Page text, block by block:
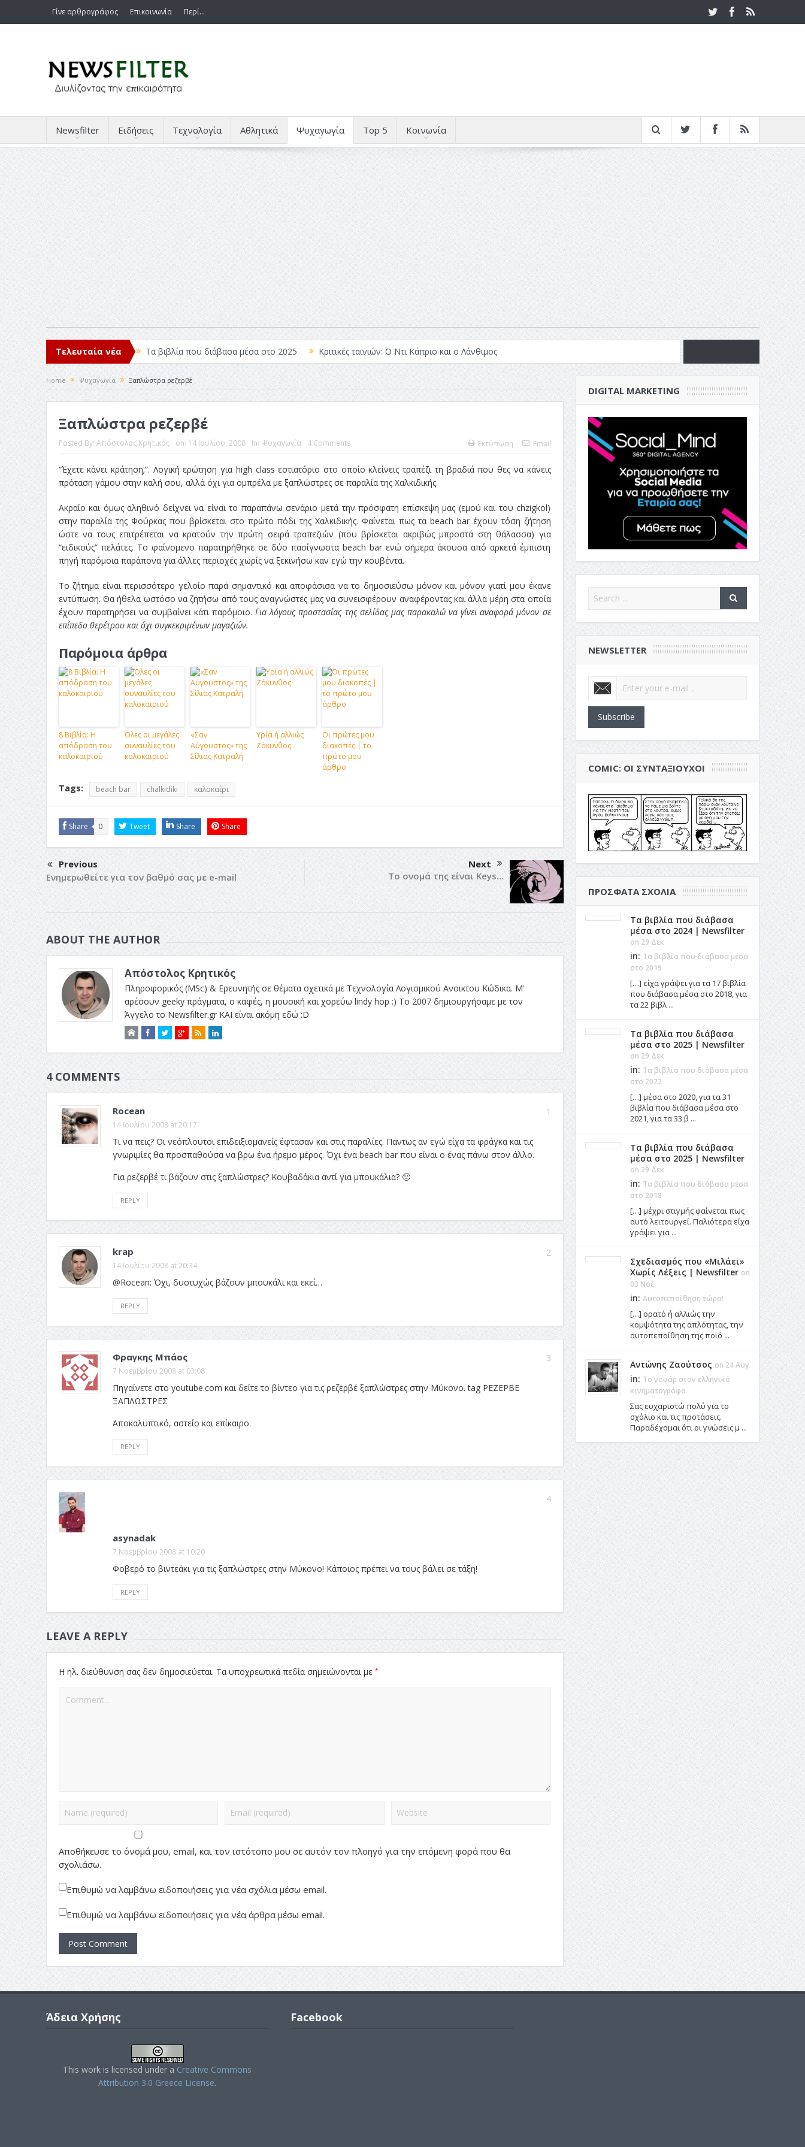
Γίνε αρθρογράφος Επικοινωνία Περί…
Newsfilter Ειδήσεις Τεχνολογία Αθλητικά Ψυχαγωγία Top 5 Κοινωνία
Τελευταία νέα Τα βιβλία που διάβασα μέσα στο 2025
Κριτικές ταινιών: Ο Ντι Κάπριο και ο Λάνθιμος
Σχεδιασμός που «Μιλάει» Χωρίς Λέξεις
Σπιρτόκουτο: η απόλυτη αντισυμβατική καλοκαιρινή ταινία
Το Top 5 της εβδομάδας #517
Το νουάρ στον ελληνικό κινηματογράφο
Η Φροντίδα Έχει Πολλές Μορφές: Κι Όλες Σε Αφορούν
Τρία Βήματα Μπροστά για Σένα και την Επιχείρησή σου
Όψεις και Απόψεις
Αξίζει άραγε?
Home Ψυχαγωγία Ξαπλώστρα ρεζερβέ
Ξαπλώστρα ρεζερβέ
Posted By: Απόστολος Κρητικός on: 14 Ιουλίου, 2008 In: Ψυχαγωγία 4 Comments Εκτύπωση Email
“Έχετε κάνει κράτηση;”. Λογική ερώτηση για high class εστιατόριο στο οποίο κλείνεις τραπέζι τη βραδιά που θες να κάνεις
πρόταση γάμου στην καλή σου, αλλά όχι για ομπρέλα με ξαπλώστρες σε παραλία της Χαλκιδικής.
Ακραίο και όμως αληθινό δείχνει να είναι το παραπάνω σενάριο μετά την πρόσφατη επίσκεψη μας (εμού και του chzigkol)
στην παραλία της Φούρκας που βρίσκεται στο πρώτο πόδι της Χαλκιδικής. Φαίνεται πως τα beach bar έχουν τόση ζήτηση
ώστε να τους επιτρέπεται να κρατούν την πρώτη σειρά τραπεζιών (που βρίσκεται ακριβώς μπροστά στη θάλασσα) για
“ειδικούς” πελάτες. Το φαίνομενο παρατηρήθηκε σε δύο πασίγνωστα beach bar ενώ σήμερα άκουσα από αρκετά έμπιστη
πηγή παρόμοια παράπονα για άλλες περιοχές χωρίς να ξεκινήσω καν εγώ την κουβέντα.
Το ζήτημα είναι περισσότερο γελοίο παρά σημαντικό και αποφάσισα να το δημοσιεύσω μόνον και μόνον γιατί μου έκανε
εντύπωση. Θα ήθελα ωστόσο να ζητήσω από τους αναγνώστες μας να συνεισφέρουν αναφέροντας και άλλα μέρη στα οποία
έχουν παρατηρήσει να συμβαίνει κάτι παρόμοιο.Για λόγους προστασίας της σελίδας μας παρακαλώ να γίνει αναφορά μόνον σε
επίπεδο θερέτρου και όχι συγκεκριμένων μαγαζιών.
Παρόμοια άρθρα
8 Βιβλία: Η
απόδραση του
καλοκαιριού
Όλες οι μεγάλες
συναυλίες του
καλοκαιριού
«Σαν
Αύγουστος» της
Σίλιας Κατραλή
Υρία ή αλλιώς
Ζάκυνθος
Οι πρώτες μου
διακοπές | το
πρώτο μου
άρθρο
Tags: beach bar chalkidiki καλοκαίρι
Share 0 Tweet Share Share
Previous
Ενημερωθείτε για τον βαθμό σας με e-mail
Next
Το ονομά της είναι Keys…
ABOUT THE AUTHOR
Απόστολος Κρητικός
Πληροφορικός (MSc) & Ερευνητής σε θέματα σχετικά με Τεχνολογία Λογισμικού Ανοικτου Κώδικα. Μ'
αρέσουν geeky πράγματα, ο καφές, η μουσική και χορεύω lindy hop :) Το 2007 δημιουργήσαμε με τον
Άγγελο το Newsfilter.gr ΚΑΙ είναι ακόμη εδώ :D
4 COMMENTS
1
Rocean
14 Ιουλίου 2008 at 20:17
Τι να πεις? Οι νεόπλουτοι επιδειξιομανείς έφτασαν και στις παραλίες. Πάντως αν εγώ είχα τα φράγκα και τις
γνωριμίες θα προσπαθούσα να βρω ένα ήρεμο μέρος. Όχι ένα beach bar που είναι ο ένας πάνω στον άλλο.
Για ρεζερβέ τι βάζουν στις ξαπλώστρες? Κουβαδάκια αντί για μπουκάλια? 🙂
REPLY
2
krap
14 Ιουλίου 2008 at 20:34
@Rocean: Όχι, δυστυχώς βάζουν μπουκάλι και εκεί…
REPLY
3
Φραγκης Μπάος
7 Νοεμβρίου 2008 at 03:08
Πηγαίνετε στο youtube.com και δείτε το βίντεο για τις ρεζερβέ ξαπλώστρες στην Μύκονο. tag ΡΕΖΕΡΒΕ
ΞΑΠΛΩΣΤΡΕΣ
Αποκαλυπτικό, αστείο και επίκαιρο.
REPLY
4
asynadak
7 Νοεμβρίου 2008 at 10:20
Φοβερό το βιντεάκι για τις ξαπλώστρες στην Μύκονο! Κάποιος πρέπει να τους βάλει σε τάξη!
REPLY
LEAVE A REPLY
Η ηλ. διεύθυνση σας δεν δημοσιεύεται. Τα υποχρεωτικά πεδία σημειώνονται με *
Αποθήκευσε το όνομά μου, email, και τον ιστότοπο μου σε αυτόν τον πλοηγό για την επόμενη φορά που θα
σχολιάσω.
Επιθυμώ να λαμβάνω ειδοποιήσεις για νέα σχόλια μέσω email.
Επιθυμώ να λαμβάνω ειδοποιήσεις για νέα άρθρα μέσω email.
DIGITAL MARKETING
NEWSLETTER
Subscribe
COMIC: ΟΙ ΣΥΝΤΑΞΙΟΎΧΟΙ
ΠΡΌΣΦΑΤΑ ΣΧΌΛΙΑ
Τα βιβλία που διάβασα
μέσα στο 2024 | Newsfilter
on 29 Δεκ
in: Τα βιβλία που διάβασα μέσα
στο 2019
[…] είχα γράψει για τα 17 βιβλία
που διάβασα μέσα στο 2018, για
τα 22 βιβλ ...
Τα βιβλία που διάβασα
μέσα στο 2025 | Newsfilter
on 29 Δεκ
in: Τα βιβλία που διάβασα μέσα
στο 2022
[…] μέσα στο 2020, για τα 31
βιβλία που διάβασα μέσα στο
2021, για τα 33 β ...
Τα βιβλία που διάβασα
μέσα στο 2025 | Newsfilter
on 29 Δεκ
in: Τα βιβλία που διάβασα μέσα
στο 2018
[…] μέχρι στιγμής φαίνεται πως
αυτό λειτουργεί. Παλιότερα είχα
γράψει για ...
Σχεδιασμός που «Μιλάει»
Χωρίς Λέξεις | Newsfilter on
03 Νοέ
in: Αυτοπεποίθηση τώρα!
[…] ορατό ή αλλιώς την
κομψότητα της απλότητας, την
αυτοπεποίθηση της ποιό ...
Αντώνης Ζαούτσος on 24 Αυγ
in: Το νουάρ στον ελληνικό
κινηματογράφο
Σας ευχαριστώ πολύ για το
σχόλιο και τις προτάσεις.
Παραδέχομαι ότι οι γνώσεις μ ...
Άδεια Χρήσης
This work is licensed under a Creative Commons
Attribution 3.0 Greece License.
Facebook